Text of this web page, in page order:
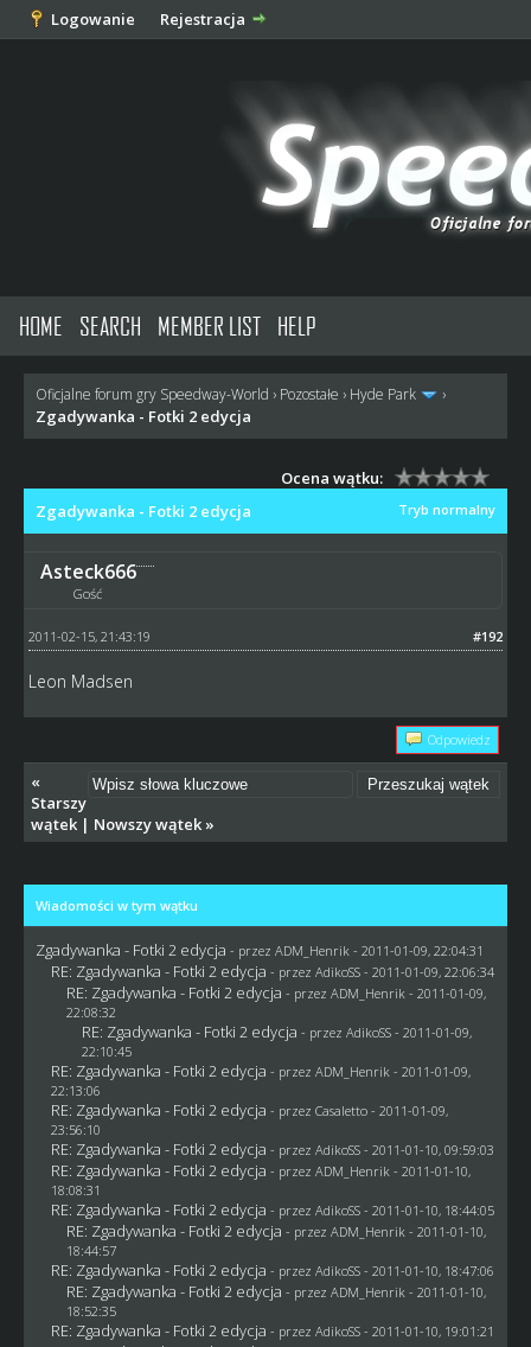
Logowanie Rejestracja
HOME SEARCH MEMBER LIST HELP
Oficjalne forum gry Speedway-World › Pozostałe › Hyde Park ›
Zgadywanka - Fotki 2 edycja
Ocena wątku:
Tryb normalny
Zgadywanka - Fotki 2 edycja
Asteck666
Gość
#192
2011-02-15, 21:43:19
Leon Madsen
Odpowiedz
«
Starszy
wątek| Nowszy wątek»
Wiadomości w tym wątku
Zgadywanka - Fotki 2 edycja - przez ADM_Henrik - 2011-01-09, 22:04:31
RE: Zgadywanka - Fotki 2 edycja - przez AdikoSS - 2011-01-09, 22:06:34
RE: Zgadywanka - Fotki 2 edycja - przez ADM_Henrik - 2011-01-09,
22:08:32
RE: Zgadywanka - Fotki 2 edycja - przez AdikoSS - 2011-01-09,
22:10:45
RE: Zgadywanka - Fotki 2 edycja - przez ADM_Henrik - 2011-01-09,
22:13:06
RE: Zgadywanka - Fotki 2 edycja - przez Casaletto- 2011-01-09,
23:56:10
RE: Zgadywanka - Fotki 2 edycja - przez AdikoSS - 2011-01-10, 09:59:03
RE: Zgadywanka - Fotki 2 edycja - przez ADM_Henrik - 2011-01-10,
18:08:31
RE: Zgadywanka - Fotki 2 edycja - przez AdikoSS - 2011-01-10, 18:44:05
RE: Zgadywanka - Fotki 2 edycja - przez ADM_Henrik - 2011-01-10,
18:44:57
RE: Zgadywanka - Fotki 2 edycja - przez AdikoSS - 2011-01-10, 18:47:06
RE: Zgadywanka - Fotki 2 edycja - przez ADM_Henrik - 2011-01-10,
18:52:35
RE: Zgadywanka - Fotki 2 edycja - przez AdikoSS - 2011-01-10, 19:01:21